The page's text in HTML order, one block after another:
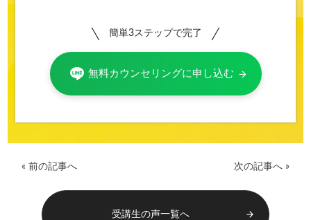
簡単3ステップで完了
無料カウンセリングに申し込む arrow_forward
« 前の記事へ 次の記事へ »
受講生の声一覧へ arrow_forward